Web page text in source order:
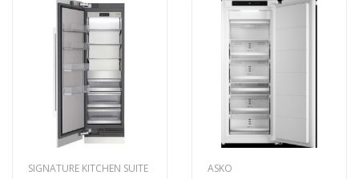
SIGNATURE KITCHEN SUITE ASKO